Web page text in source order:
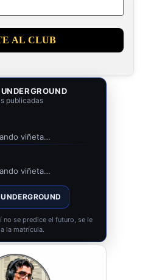
publicadas
viñeta…
viñeta…
no se predice el futuro, se le
la matrícula.